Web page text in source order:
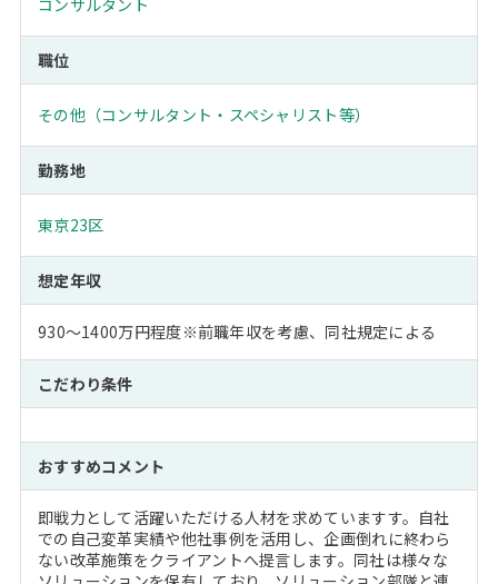
コンサルタント
職位
その他（コンサルタント・スペシャリスト等）
勤務地
東京23区
想定年収
930～1400万円程度※前職年収を考慮、同社規定による
こだわり条件
おすすめコメント
即戦力として活躍いただける人材を求めていますす。自社
での自己変革実績や他社事例を活用し、企画倒れに終わら
ない改革施策をクライアントへ提言します。同社は様々な